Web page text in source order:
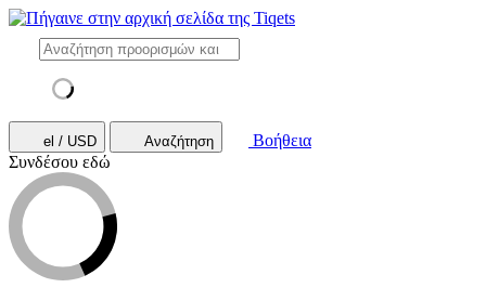
el / USD Αναζήτηση
Βοήθεια
Συνδέσου εδώ